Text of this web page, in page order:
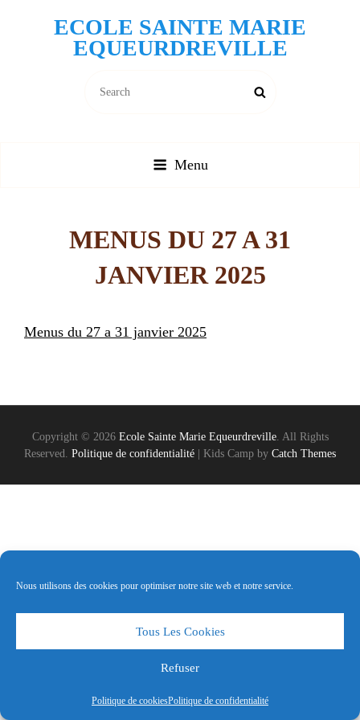
Nous utilisons des cookies pour optimiser notre site web et notre service.
Tous Les Cookies
Refuser
Politique de cookiesPolitique de confidentialité
ECOLE SAINTE MARIE
EQUEURDREVILLE
Menu
MENUS DU 27 A 31
JANVIER 2025
Menus du 27 a 31 janvier 2025
Copyright © 2026 Ecole Sainte Marie Equeurdreville. All Rights
Reserved. Politique de confidentialité Kids Camp by Catch Themes